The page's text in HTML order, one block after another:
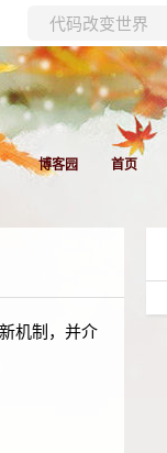
博客园 首页
机制，并介